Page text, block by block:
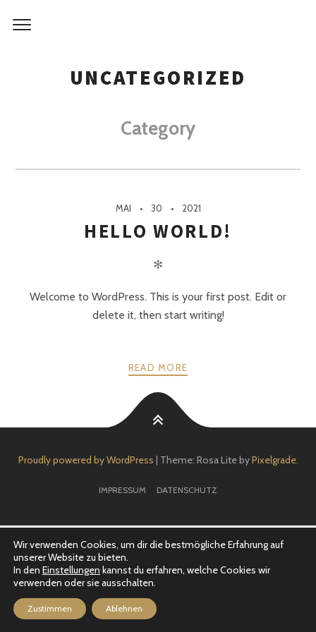
UNCATEGORIZED
Category
MAI 30 2021
HELLO WORLD!
✻
Welcome to WordPress. This is your first post. Edit or
delete it, then start writing!
READ MORE
Proudly powered by WordPress | Theme: Rosa Lite byPixelgrade.
IMPRESSUM DATENSCHUTZ
Wir verwenden Cookies, um dir die bestmögliche Erfahrung auf
unserer Website zu bieten.
In den Einstellungen kannst du erfahren, welche Cookies wir
verwenden oder sie ausschalten.
Zustimmen Ablehnen